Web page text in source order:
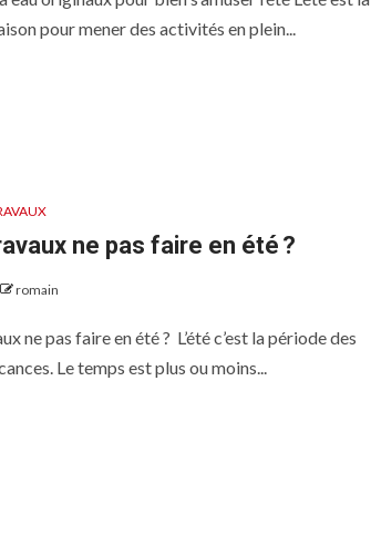
pour mener des activités en plein...
ne pas faire en été ?
romain
ne pas faire en été ? L’été c’est la période des
Le temps est plus ou moins...